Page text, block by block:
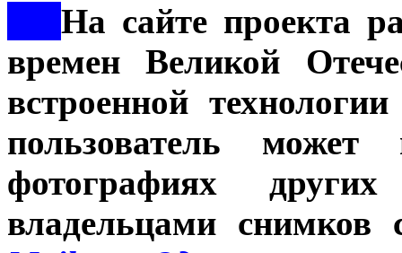
На сайте проекта
времен Великой
встроенной
пользователь
фотографиях
владельцами